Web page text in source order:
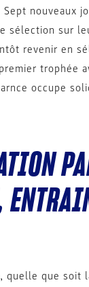
nouveaux
sélection sur
revenir en
trophée
occupe
quelle que soit